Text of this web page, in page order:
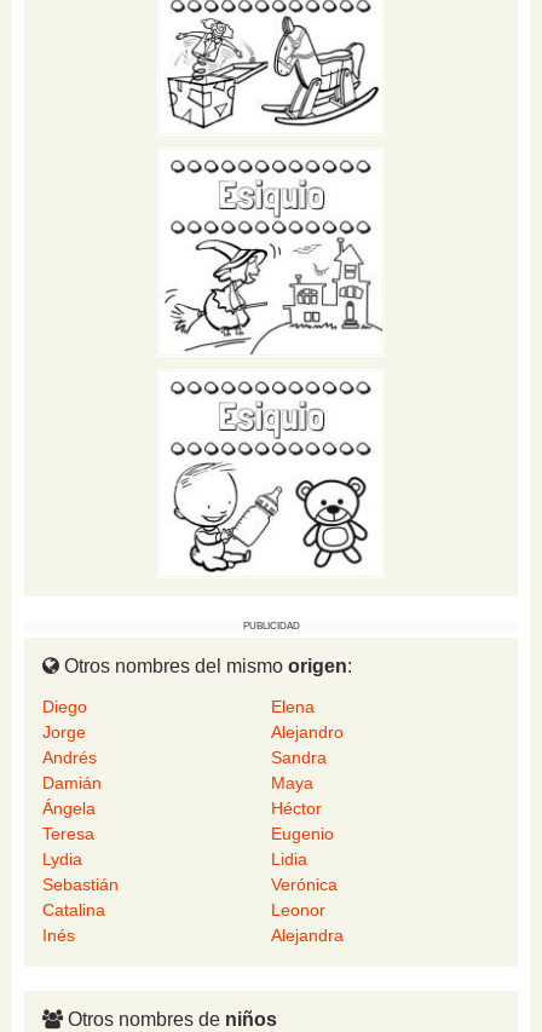
PUBLICIDAD
Otros nombres del mismo origen:
Diego
Elena
Jorge
Alejandro
Andrés
Sandra
Damián
Maya
Ángela
Héctor
Teresa
Eugenio
Lydia
Lidia
Sebastián
Verónica
Catalina
Leonor
Inés
Alejandra
Otros nombres de niños